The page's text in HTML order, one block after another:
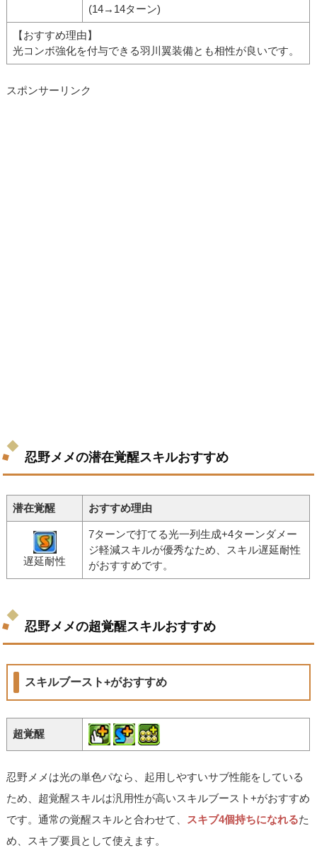
(14→14ターン)
【おすすめ理由】
光コンボ強化を付与できる羽川翼装備とも相性が良いです。
スポンサーリンク
忍野メメの潜在覚醒スキルおすすめ
潜在覚醒 おすすめ理由
遅延耐性
7ターンで打てる光一列生成+4ターンダメー
ジ軽減スキルが優秀なため、スキル遅延耐性
がおすすめです。
忍野メメの超覚醒スキルおすすめ
スキルブースト+がおすすめ
超覚醒
忍野メメは光の単色パなら、起用しやすいサブ性能をしている
ため、超覚醒スキルは汎用性が高いスキルブースト+がおすすめ
です。通常の覚醒スキルと合わせて、 スキブ4個持ちになれるた
め、スキブ要員として使えます。